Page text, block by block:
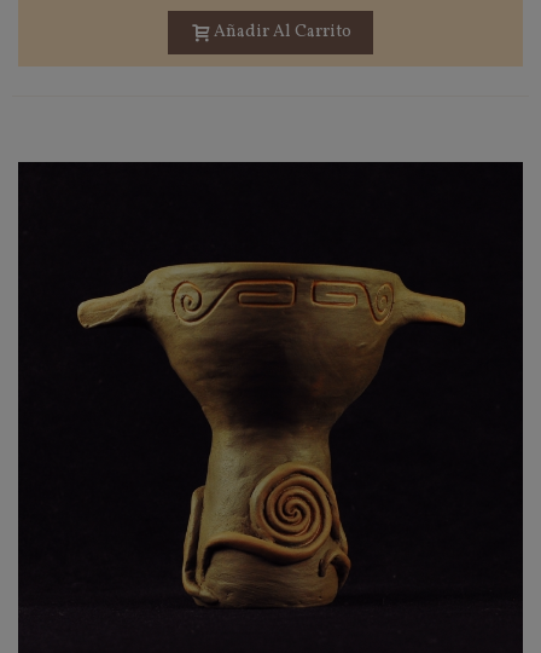
Añadir Al Carrito